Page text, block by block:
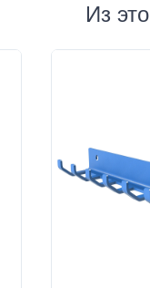
Из